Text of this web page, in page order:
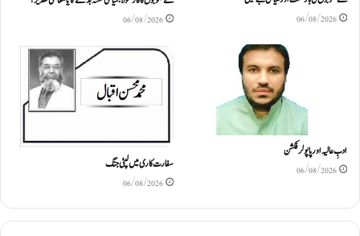
06/08/2026
06/08/2026
ادبِ عالیہ اور پاپولر فکشن
06/08/2026 سفارت کاری میں لپٹی جنگ
06/08/2026